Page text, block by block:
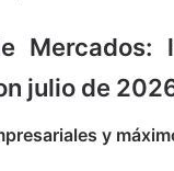
julio de
y